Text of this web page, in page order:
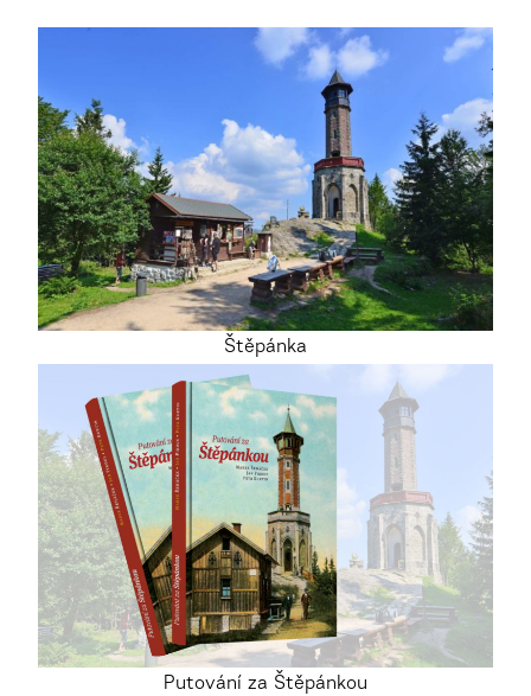
Štěpánka
Putování za Štěpánkou